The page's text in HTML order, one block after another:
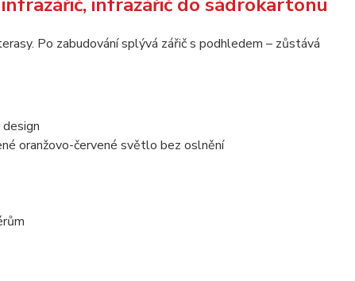
Po zabudování splývá zářič s podhledem – zůstává
oranžovo-červené světlo bez oslnění